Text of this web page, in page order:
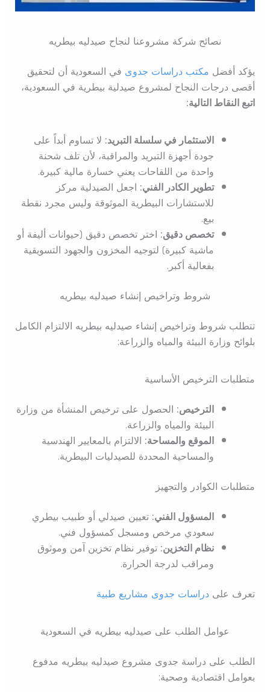
نصائح شركة مشروعنا لنجاح صيدليه بيطريه
يؤكد أفضل مكتب دراسات جدوىفي السعودية أن لتحقيق
أقصى درجات النجاح لمشروع صيدلية بيطرية في السعودية،
اتبع النقاط التالية:
الاستثمار في سلسلة التبريد:لا تساوم أبداً على
جودة أجهزة التبريد والمراقبة، لأن تلف شحنة
واحدة من اللقاحات يعني خسارة مالية كبيرة.
تطوير الكادر الفني:اجعل الصيدلية مركز
للاستشارات البيطرية الموثوقة وليس مجرد نقطة
بيع.
تخصص دقيق:اختر تخصص دقيق (حيوانات أليفة أو
ماشية كبيرة) لتوجيه المخزون والجهود التسويقية
بفعالية أكبر.
شروط وتراخيص إنشاء صيدليه بيطريه
تتطلب شروط وتراخيص إنشاء صيدليه بيطريه الالتزام الكامل
بلوائح وزارة البيئة والمياه والزراعة:
متطلبات الترخيص الأساسية
الترخيص:الحصول على ترخيص المنشأة من وزارة
البيئة والمياه والزراعة.
الموقع والمساحة:الالتزام بالمعايير الهندسية
والمساحية المحددة للصيدليات البيطرية.
متطلبات الكوادر والتجهيز
المسؤول الفني:تعيين صيدلي أو طبيب بيطري
سعودي مرخص ومسجل كمسؤول فني.
نظام التخزين:توفير نظام تخزين آمن وموثوق
ومراقب لدرجة الحرارة.
تعرف على دراسات جدوى مشاريع طبية
عوامل الطلب على صيدليه بيطريه في السعودية
الطلب على دراسة جدوى مشروع صيدليه بيطريه مدفوع
بعوامل اقتصادية وصحية: